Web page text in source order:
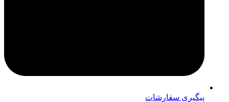
پیگیری سفارشات